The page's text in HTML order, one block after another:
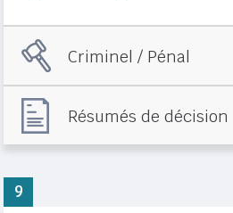
Criminel / Pénal
Résumés de décision
9